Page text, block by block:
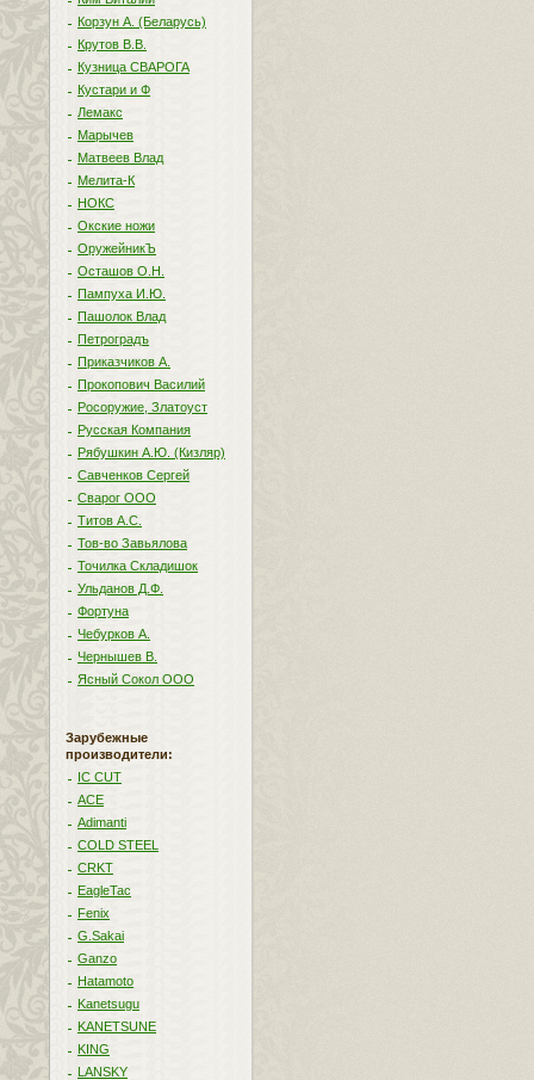
Корзун А. (Беларусь)
Крутов В.В.
Кузница СВАРОГА
Кустари и Ф
Лемакс
Марычев
Матвеев Влад
Мелита-К
НОКС
Окские ножи
ОружейникЪ
Осташов О.Н.
Пампуха И.Ю.
Пашолок Влад
Петроградъ
Приказчиков А.
Прокопович Василий
Росоружие, Златоуст
Русская Компания
Рябушкин А.Ю. (Кизляр)
Савченков Сергей
Сварог ООО
Титов А.С.
Тов-во Завьялова
Точилка Складишок
Ульданов Д.Ф.
Фортуна
Чебурков А.
Чернышев В.
Ясный Сокол ООО
Зарубежные
производители:
IC CUT
ACE
Adimanti
COLD STEEL
CRKT
EagleTac
Fenix
G.Sakai
Ganzo
Hatamoto
Kanetsugu
KANETSUNE
KING
LANSKY